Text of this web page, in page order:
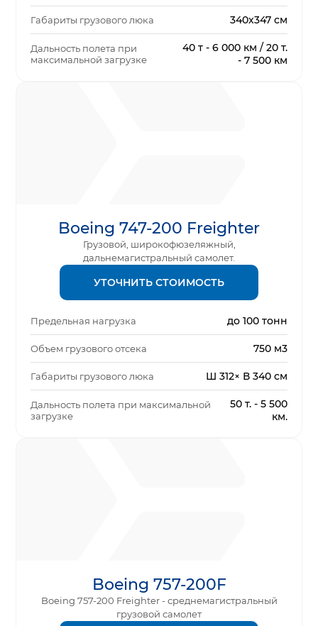
Габариты грузового люка 340х347 см
Дальность полета при
максимальной загрузке
40 т - 6 000 км / 20 т.
- 7 500 км
Boeing 747-200 Freighter
Грузовой, широкофюзеляжный,
дальнемагистральный самолет.
УТОЧНИТЬ СТОИМОСТЬ
Предельная нагрузка до 100 тонн
Объем грузового отсека 750 м3
Габариты грузового люка Ш 312× В 340 см
Дальность полета при максимальной
загрузке
50 т. - 5 500
км.
Boeing 757-200F
Boeing 757-200 Freighter - среднемагистральный
грузовой самолет